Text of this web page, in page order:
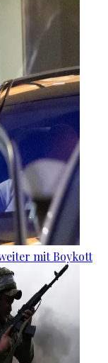
mit Boykott